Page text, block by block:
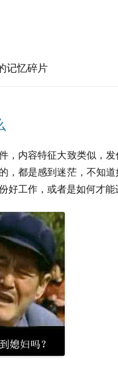
记忆碎片
，内容特征大致类似，
，都是感到迷茫，不知
好工作，或者是如何才